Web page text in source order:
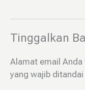
Tinggalkan
Alamat email Anda
yang wajib ditandai